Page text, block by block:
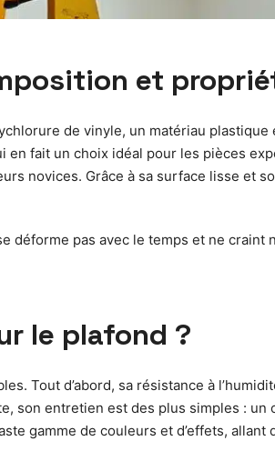
et
de vinyle, un matériau
fait un choix idéal pour les pièces
novices. Grâce à sa surface lisse et
déforme pas avec le temps et ne
le plafond ?
Tout d’abord, sa résistance à
son entretien est des plus simples :
gamme de couleurs et d’effets,